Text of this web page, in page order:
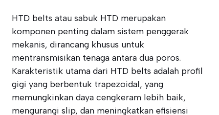
HTD belts atau sabuk HTD merupakan
komponen penting dalam sistem penggerak
mekanis, dirancang khusus untuk
mentransmisikan tenaga antara dua poros.
Karakteristik utama dari HTD belts adalah profil
gigi yang berbentuk trapezoidal, yang
memungkinkan daya cengkeram lebih baik,
mengurangi slip, dan meningkatkan efisiensi